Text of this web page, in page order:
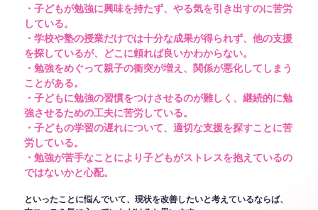
・子どもが勉強に興味を持たず、やる気を引き出すのに苦労
している。
・学校や塾の授業だけでは十分な成果が得られず、他の支援
を探しているが、どこに頼れば良いかわからない。
・勉強をめぐって親子の衝突が増え、関係が悪化してしまう
ことがある。
・子どもに勉強の習慣をつけさせるのが難しく、継続的に勉
強させるための工夫に苦労している。
・子どもの学習の遅れについて、適切な支援を探すことに苦
労している。
・勉強が苦手なことにより子どもがストレスを抱えているの
ではないかと心配。
といったことに悩んでいて、現状を改善したいと考えているならば、